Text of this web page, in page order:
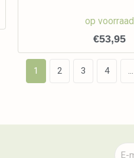
op voorraad
€53,95
1 2 3 4 …